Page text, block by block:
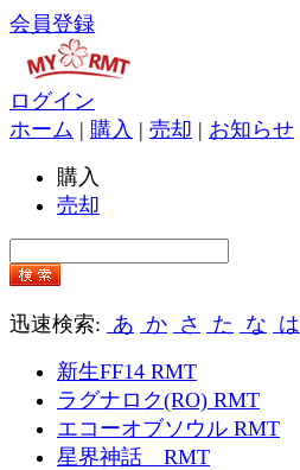
会員登録
ログイン
ホーム | 購入 | 売却 | お知らせ
購入
売却
迅速検索: あ か さ た な は
新生FF14 RMT
ラグナロク(RO) RMT
エコーオブソウル RMT
星界神話 RMT